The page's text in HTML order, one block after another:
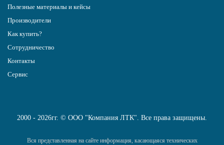
Полезные материалы и кейсы
Производители
Как купить?
Сотрудничество
Контакты
Сервис
2000 - 2026гг. © ООО "Компания ЛТК". Все права защищены.
Вся представленная на сайте информация, касающаяся технических